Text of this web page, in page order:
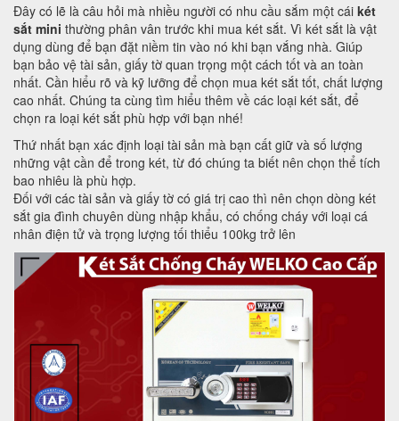
Đây có lẽ là câu hỏi mà nhiều người có nhu cầu sắm một cái két
sắt mini thường phân vân trước khi mua két sắt. Vì két sắt là vật
dụng dùng để bạn đặt niềm tin vào nó khi bạn vắng nhà. Giúp
bạn bảo vệ tài sản, giấy tờ quan trọng một cách tốt và an toàn
nhất. Cần hiểu rõ và kỹ lưỡng để chọn mua két sắt tốt, chất lượng
cao nhất. Chúng ta cùng tìm hiểu thêm về các loại két sắt, để
chọn ra loại két sắt phù hợp với bạn nhé!
Thứ nhất bạn xác định loại tài sản mà bạn cất giữ và số lượng
những vật cần để trong két, từ đó chúng ta biết nên chọn thể tích
bao nhiêu là phù hợp.
Đối với các tài sản và giấy tờ có giá trị cao thì nên chọn dòng két
sắt gia đình chuyên dùng nhập khẩu, có chống cháy với loại cá
nhân điện tử và trọng lượng tối thiểu 100kg trở lên